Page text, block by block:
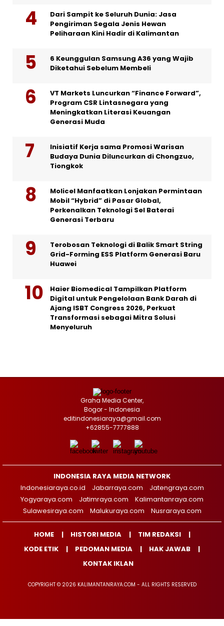
Dari Sampit ke Seluruh Dunia: Jasa
Pengiriman Segala Jenis Hewan
Peliharaan Kini Hadir di Kalimantan
6 Keunggulan Samsung A36 yang Wajib
Diketahui Sebelum Membeli
VT Markets Luncurkan “Finance Forward”,
Program CSR Lintasnegara yang
Meningkatkan Literasi Keuangan
Generasi Muda
Inisiatif Kerja sama Promosi Warisan
Budaya Dunia Diluncurkan di Chongzuo,
Tiongkok
Molicel Manfaatkan Lonjakan Permintaan
Mobil “Hybrid” di Pasar Global,
Perkenalkan Teknologi Sel Baterai
Generasi Terbaru
Terobosan Teknologi di Balik Smart String
Grid-Forming ESS Platform Generasi Baru
Huawei
Haier Biomedical Tampilkan Platform
Digital untuk Pengelolaan Bank Darah di
Ajang ISBT Congress 2026, Perkuat
Transformasi sebagai Mitra Solusi
Menyeluruh
Graha Media Center,
Bogor - Indonesia
editindonesiaraya@gmail.com
+62855-7777888
INDONESIA RAYA MEDIA NETWORK
Indonesiaraya.co.id
Jabarraya.com
Jatengraya.com
Yogyaraya.com
Jatimraya.com
Kalimantanraya.com
Sulawesiraya.com
Malukuraya.com Nusraraya.com
HOME HISTORI MEDIA
TIM REDAKSI
KODE ETIK
PEDOMAN MEDIA
HAK JAWAB
KONTAK IKLAN
COPYRIGHT © 2026 KALIMANTANRAYA.COM - ALL RIGHTS RESERVED